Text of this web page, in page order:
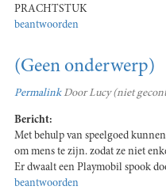
PRACHTSTUK
beantwoorden
(Geen onderwerp)
PermalinkDoorLucy (niet
Bericht:
Met behulp van speelgoed
om mens te zijn. zodat ze niet
Er dwaalt een Playmobil spook
beantwoorden